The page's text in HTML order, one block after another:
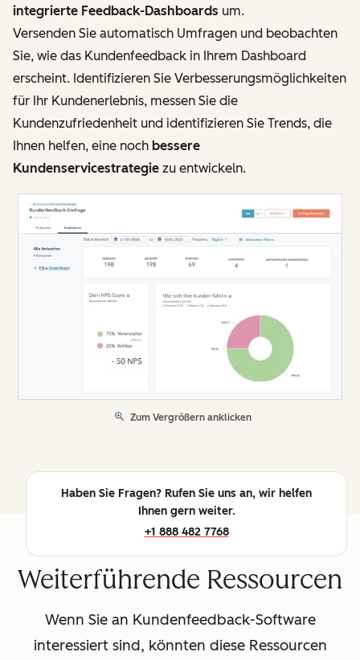
integrierte Feedback-Dashboards um.
Versenden Sie automatisch Umfragen und beobachten
Sie, wie das Kundenfeedback in Ihrem Dashboard
erscheint. Identifizieren Sie Verbesserungsmöglichkeiten
für Ihr Kundenerlebnis, messen Sie die
Kundenzufriedenheit und identifizieren Sie Trends, die
Ihnen helfen, eine noch bessere
Kundenservicestrategie zu entwickeln.
Zum Vergrößern anklicken
Haben Sie Fragen? Rufen Sie uns an, wir helfen
Ihnen gern weiter.
+1 888 482 7768
Weiterführende Ressourcen
Wenn Sie an Kundenfeedback-Software
interessiert sind, könnten diese Ressourcen